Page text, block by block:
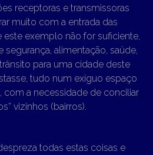
receptoras e transmissoras
muito com a entrada das
este exemplo não for suficiente,
alimentação, saúde,
para uma cidade deste
tudo num exíguo espaço
a necessidade de conciliar
vizinhos (bairros).
todas estas coisas e